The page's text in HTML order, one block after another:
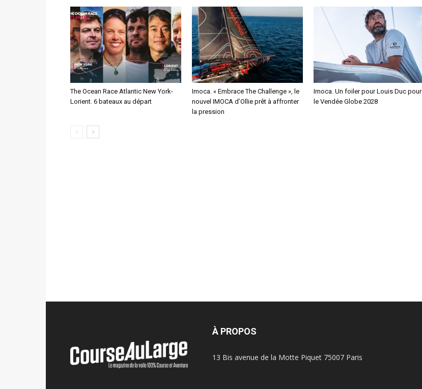
The Ocean Race Atlantic New York-
Lorient. 6 bateaux au départ
Imoca. « Embrace The Challenge », le
nouvel IMOCA d’Ollie prêt à affronter
la pression
Imoca. Un foiler pour Louis Duc pour
le Vendée Globe 2028
À PROPOS
13 Bis avenue de la Motte Piquet 75007 Paris